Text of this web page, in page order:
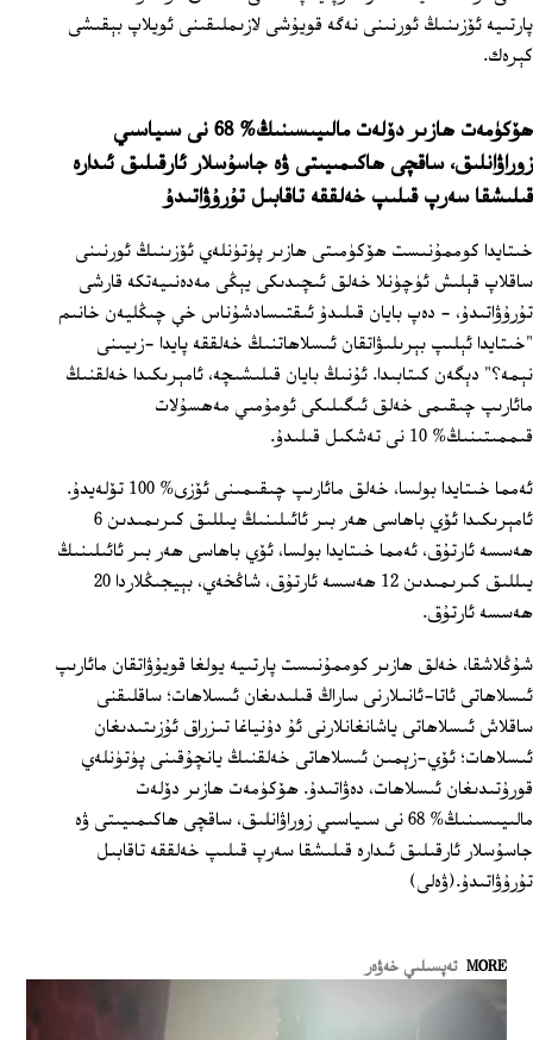
پارتىيە ئۆزىنىڭ ئورنىنى نەگە قويۇشى لازىملىقىنى ئويلاپ بېقىشى
كېرەك.
ھۆكۈمەت ھازىر دۆلەت مالىيىسىنىڭ% 68 نى سىياسىي
زوراۋانلىق، ساقچى ھاكىمىيىتى ۋە جاسۇسلار ئارقىلىق ئىدارە
قىلىشقا سەرپ قىلىپ خەلققە تاقابىل تۇرۇۋاتىدۇ
خىتايدا كوممۇنىست ھۆكۈمىتى ھازىر پۈتۈنلەي ئۆزىنىڭ ئورنىنى
ساقلاپ قېلىش ئۈچۈنلا خەلق ئىچىدىكى يېڭى مەدەنىيەتكە قارشى
تۇرۇۋاتىدۇ، ‏‏- دەپ بايان قىلىدۇ ئىقتىسادشۇناس خې چىڭليەن خانىم
"خىتايدا ئېلىپ بېرىلىۋاتقان ئىسلاھاتنىڭ خەلققە پايدا -زىيىنى
نېمە؟" دېگەن كىتابىدا. ئۇنىڭ بايان قىلىشىچە، ئامېرىكىدا خەلقنىڭ
مائارىپ چىقىمى خەلق ئىگىلىكى ئومۇمىي مەھسۇلات
قىممىتىنىڭ% 10 نى تەشكىل قىلىدۇ.
ئەمما خىتايدا بولسا، خەلق مائارىپ چىقىمىنى ئۆزى% 100 تۆلەيدۇ.
ئامېرىكىدا ئۆي باھاسى ھەر بىر ئائىلىنىڭ يىللىق كىرىمىدىن 6
ھەسسە ئارتۇق، ئەمما خىتايدا بولسا، ئۆي باھاسى ھەر بىر ئائىلىنىڭ
يىللىق كىرىمىدىن 12 ھەسسە ئارتۇق، شاڭخەي، بېيجىڭلاردا 20
ھەسسە ئارتۇق.
شۇڭلاشقا، خەلق ھازىر كوممۇنىست پارتىيە يولغا قويۇۋاتقان مائارىپ
ئىسلاھاتى ئاتا-ئانىلارنى ساراڭ قىلىدىغان ئىسلاھات؛ ساقلىقنى
ساقلاش ئىسلاھاتى ياشانغانلارنى ئۇ دۇنياغا تىزراق ئۇزىتىدىغان
ئىسلاھات؛ ئۆي-زېمىن ئىسلاھاتى خەلقنىڭ يانچۇقىنى پۈتۈنلەي
قورۇتىدىغان ئىسلاھات، دەۋاتىدۇ. ھۆكۈمەت ھازىر دۆلەت
مالىيىسىنىڭ% 68 نى سىياسىي زوراۋانلىق، ساقچى ھاكىمىيىتى ۋە
جاسۇسلار ئارقىلىق ئىدارە قىلىشقا سەرپ قىلىپ خەلققە تاقابىل
تۇرۇۋاتىدۇ.(ۋەلى)
MORE تەپسىلىي خەۋەر